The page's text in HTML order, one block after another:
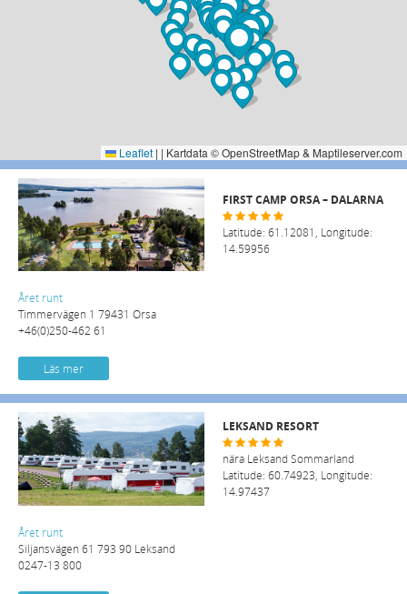
Leaflet | | Kartdata © OpenStreetMap & Maptileserver.com
FIRST CAMP ORSA – DALARNA
Latitude: 61.12081, Longitude:
14.59956
Året runt
Timmervägen 1 79431 Orsa
+46(0)250-462 61
Läs mer
LEKSAND RESORT
nära Leksand Sommarland
Latitude: 60.74923, Longitude:
14.97437
Året runt
Siljansvägen 61 793 90 Leksand
0247-13 800